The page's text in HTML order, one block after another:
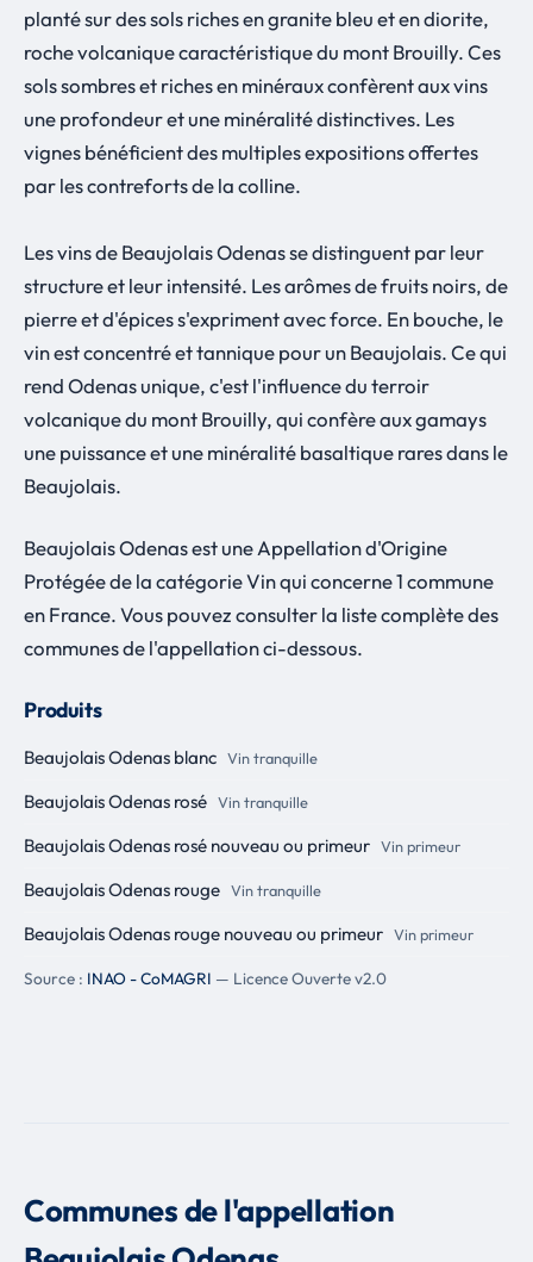
planté sur des sols riches en granite bleu et en diorite,
roche volcanique caractéristique du mont Brouilly. Ces
sols sombres et riches en minéraux confèrent aux vins
une profondeur et une minéralité distinctives. Les
vignes bénéficient des multiples expositions offertes
par les contreforts de la colline.
Les vins de Beaujolais Odenas se distinguent par leur
structure et leur intensité. Les arômes de fruits noirs, de
pierre et d'épices s'expriment avec force. En bouche, le
vin est concentré et tannique pour un Beaujolais. Ce qui
rend Odenas unique, c'est l'influence du terroir
volcanique du mont Brouilly, qui confère aux gamays
une puissance et une minéralité basaltique rares dans le
Beaujolais.
Beaujolais Odenas est une Appellation d'Origine
Protégée de la catégorie Vin qui concerne 1 commune
en France. Vous pouvez consulter la liste complète des
communes de l'appellation ci-dessous.
Produits
Beaujolais Odenas blanc Vin tranquille
Beaujolais Odenas rosé Vin tranquille
Beaujolais Odenas rosé nouveau ou primeur Vin primeur
Beaujolais Odenas rouge Vin tranquille
Beaujolais Odenas rouge nouveau ou primeur Vin primeur
Source : INAO - CoMAGRI — Licence Ouverte v2.0
Communes de l'appellation